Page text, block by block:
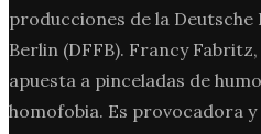
producciones de la Deutsche
Berlin (DFFB). Francy
apuesta a pinceladas de
homofobia. Es provocadora